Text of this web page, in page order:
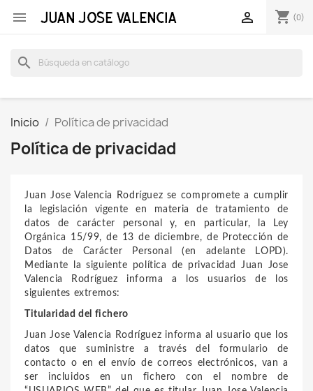
 shopping_cart (0)

search
Inicio Política de privacidad
Política de privacidad
Juan Jose Valencia Rodríguez se compromete a cumplir
la legislación vigente en materia de tratamiento de
datos de carácter personal y, en particular, la Ley
Orgánica 15/99, de 13 de diciembre, de Protección de
Datos de Carácter Personal (en adelante LOPD).
Mediante la siguiente política de privacidadJuan Jose
Valencia Rodríguez informa a los usuarios de los
siguientes extremos:
Titularidad del fichero
Juan Jose Valencia Rodríguez informa al usuario que los
datos que suministre a través del formulario de
contacto o en el envío de correos electrónicos, van a
ser incluidos en un fichero con el nombre de